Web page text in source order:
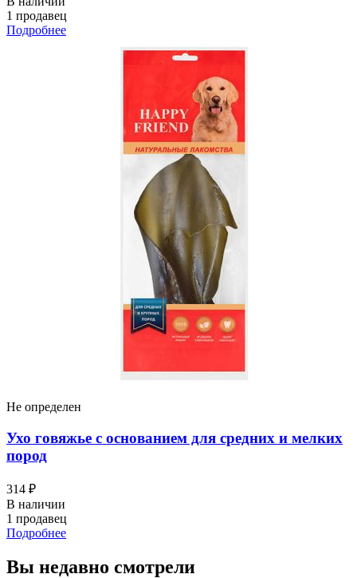
1 продавец
Подробнее
Не определен
Ухо говяжье с основанием для средних и мелких
пород
314 ₽
В наличии
1 продавец
Подробнее
Вы недавно смотрели